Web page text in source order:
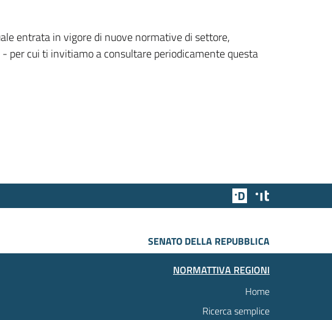
entrata in vigore di nuove normative di settore,
per cui ti invitiamo a consultare periodicamente questa
Team Digitale
SENATO DELLA REPUBBLICA
NORMATTIVA REGIONI
Home
Ricerca semplice